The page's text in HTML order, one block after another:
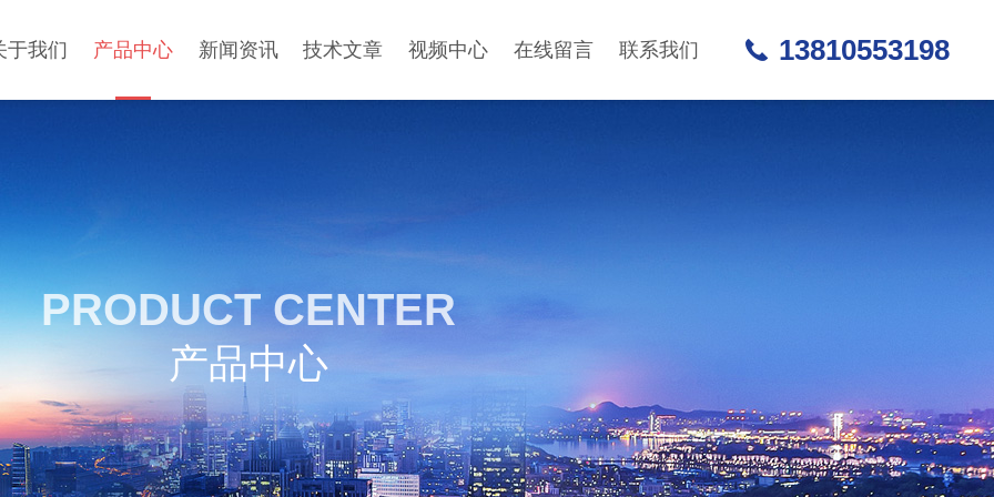
于我们 产品中心 新闻资讯 技术文章 视频中心 在线留言 联系我们 13810553198
PRODUCT CENTER
产品中心